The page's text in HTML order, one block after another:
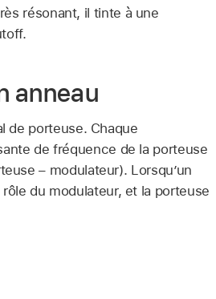
résonant, il tinte à une
anneau
de porteuse. Chaque
de fréquence de la porteuse
– modulateur). Lorsqu’un
du modulateur, et la porteuse